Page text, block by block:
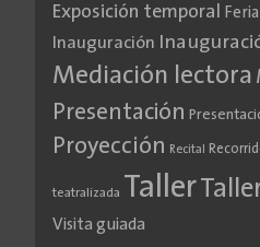
Exposición temporal Feria
Inauguración
Mediación lectora
Presentación
Proyección Recital
teatralizada Taller
Visita guiada